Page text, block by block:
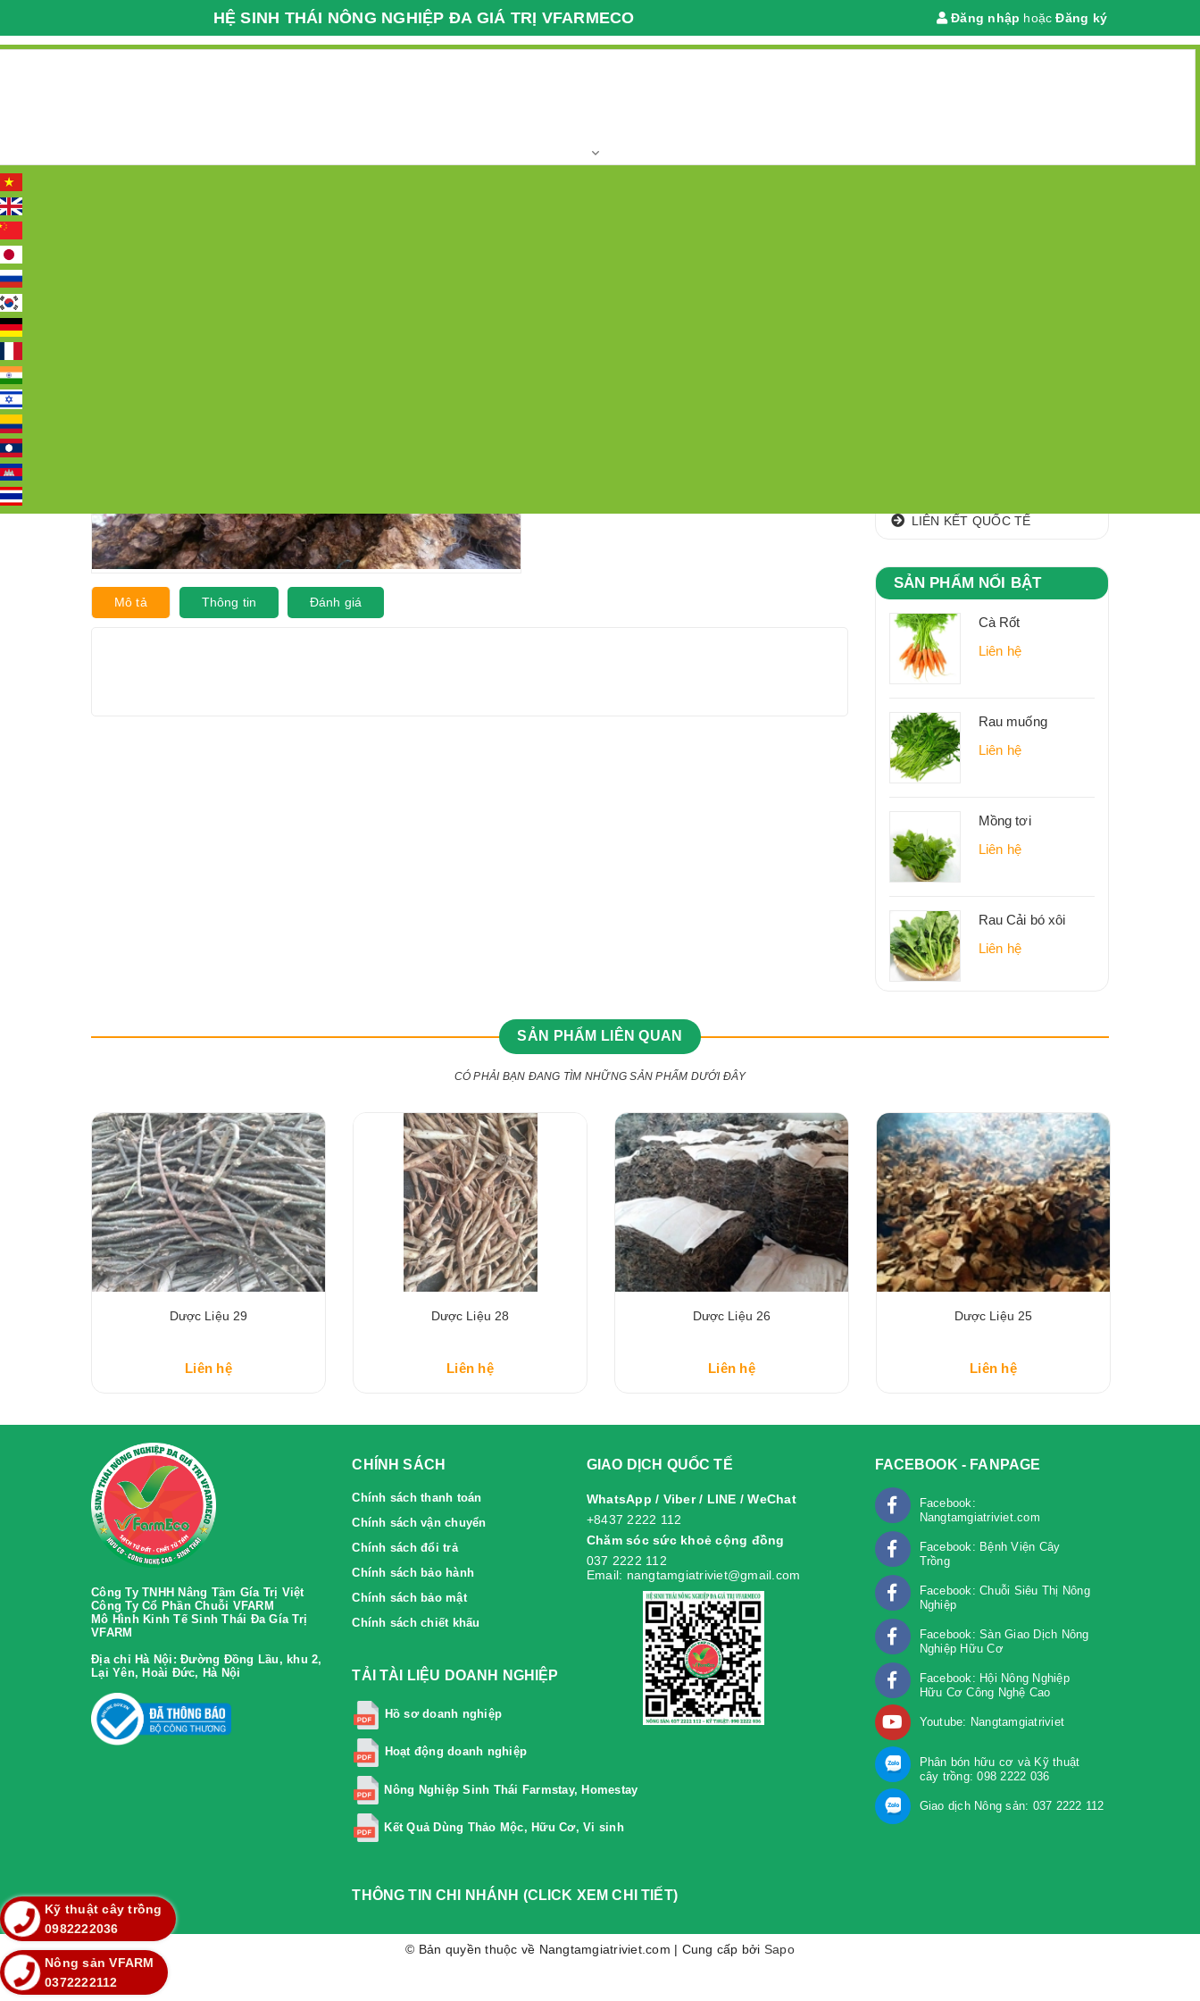
HỆ SINH THÁI NÔNG NGHIỆP ĐA GIÁ TRỊ VFARMECO Đăng nhập hoặc Đăng ký
Trang chủ Giới thiệu Tin tức Các khu,vùng nguyên liệu Clip Địa chỉ Liên kết quốc tế
Mô tả Thông tin Đánh giá
LIÊN KẾT QUỐC TẾ
SẢN PHẨM NỔI BẬT
Cà Rốt
Liên hệ
Rau muống
Liên hệ
Mồng tơi
Liên hệ
Rau Cải bó xôi
Liên hệ
SẢN PHẨM LIÊN QUAN
CÓ PHẢI BẠN ĐANG TÌM NHỮNG SẢN PHẨM DƯỚI ĐÂY
Dược Liệu 29
Liên hệ
Dược Liệu 28
Liên hệ
Dược Liệu 26
Liên hệ
Dược Liệu 25
Liên hệ
Công Ty TNHH Nâng Tầm Gía Trị Việt
Công Ty Cổ Phần Chuỗi VFARM
Mô Hình Kinh Tế Sinh Thái Đa Gía Trị
VFARM
Địa chỉ Hà Nội: Đường Đồng Lầu, khu 2,
Lại Yên, Hoài Đức, Hà Nội
CHÍNH SÁCH
Chính sách thanh toán
Chính sách vận chuyển
Chính sách đổi trả
Chính sách bảo hành
Chính sách bảo mật
Chính sách chiết khấu
TẢI TÀI LIỆU DOANH NGHIỆP
Hồ sơ doanh nghiệp
Hoạt động doanh nghiệp
Nông Nghiệp Sinh Thái Farmstay, Homestay
Kết Quả Dùng Thảo Mộc, Hữu Cơ, Vi sinh
GIAO DỊCH QUỐC TẾ
WhatsApp / Viber / LINE / WeChat
+8437 2222 112
Chăm sóc sức khoẻ cộng đồng
037 2222 112
Email: nangtamgiatriviet@gmail.com
THÔNG TIN CHI NHÁNH (CLICK XEM CHI TIẾT)
FACEBOOK - FANPAGE
Facebook:
Nangtamgiatriviet.com
Facebook: Bệnh Viện Cây
Trồng
Facebook: Chuỗi Siêu Thị Nông
Nghiệp
Facebook: Sàn Giao Dịch Nông
Nghiệp Hữu Cơ
Facebook: Hội Nông Nghiệp
Hữu Cơ Công Nghệ Cao
Youtube: Nangtamgiatriviet
Phân bón hữu cơ và Kỹ thuật
cây trồng: 098 2222 036
Giao dịch Nông sản: 037 2222 112
© Bản quyền thuộc về Nangtamgiatriviet.com | Cung cấp bởi Sapo
Nông sản VFARM
0372222112
Kỹ thuật cây trồng
0982222036